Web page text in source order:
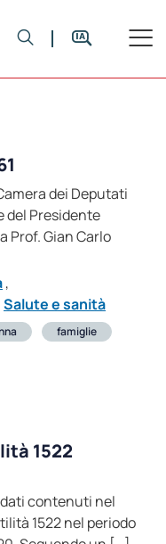
dei Deputati
del Presidente
Prof. Gian Carlo
,
Salute e sanità
famiglie
1522
dati contenuti nel
1522 nel periodo